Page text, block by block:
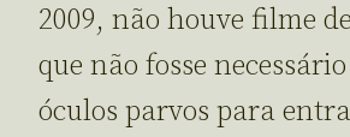
2009, não houve filme
que não fosse
óculos parvos para